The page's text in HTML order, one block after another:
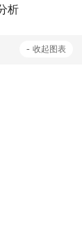
析
- 收起图表